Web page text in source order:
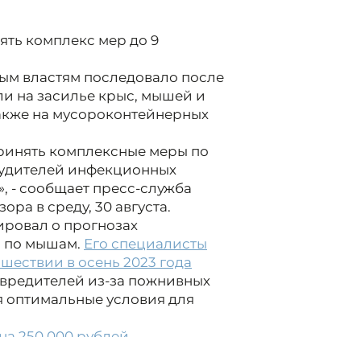
комплекс мер до 9
властям последовало после
на засилье крыс, мышей и
на мусороконтейнерных
комплексные меры по
инфекционных
- сообщает пресс-служба
в среду, 30 августа.
о прогнозах
по мышам. Его специалисты
в осень 2023 года
из-за пожнивных
оптимальные условия для